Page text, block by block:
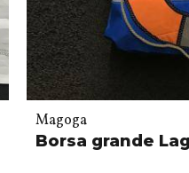
Magoga
Borsa grande